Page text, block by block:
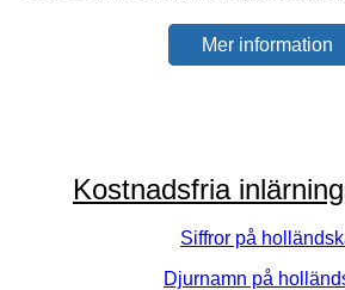
Mer information
Kostnadsfria
Siffror på
Djurnamn på